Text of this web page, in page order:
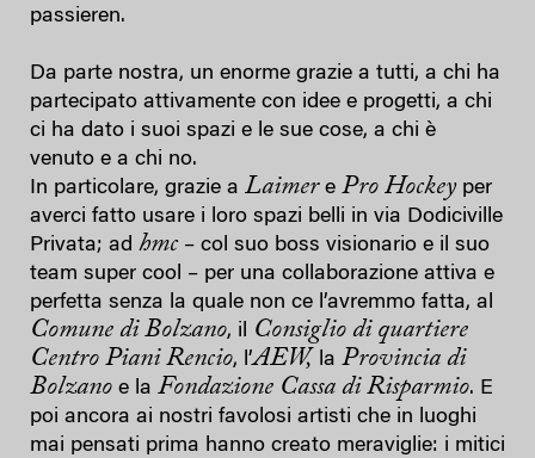
passieren.
Da parte nostra, un enorme grazie a tutti, a chi ha
partecipato attivamente con idee e progetti, a chi
ci ha dato i suoi spazi e le sue cose, a chi è
venuto e a chi no.
In particolare, grazie a Laimere Pro Hockeyper
averci fatto usare i loro spazi belli in via Dodiciville
Privata; ad hmc – col suo boss visionario e il suo
team super cool – per una collaborazione attiva e
perfetta senza la quale non ce l’avremmo fatta, al
Comune di Bolzano, il Consiglio di quartiere
Centro Piani Rencio, l’AEW, la Provincia di
Bolzano e la Fondazione Cassa di Risparmio. E
poi ancora ai nostri favolosi artisti che in luoghi
mai pensati prima hanno creato meraviglie: i mitici